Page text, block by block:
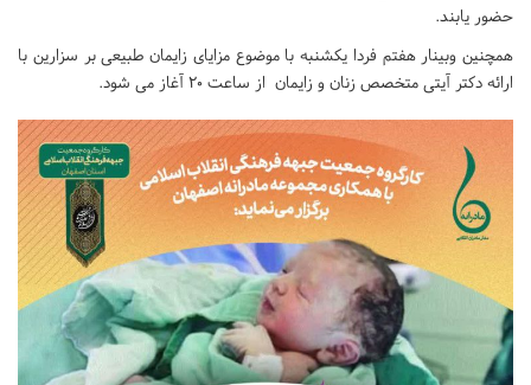
حضور یابند.
همچنین وبینار هفتم فردا یکشنبه با موضوع مزایای زایمان طبیعی بر سزارین با
ارائه دکتر آیتی متخصص زنان و زایمان از ساعت 20 آغاز می شود.